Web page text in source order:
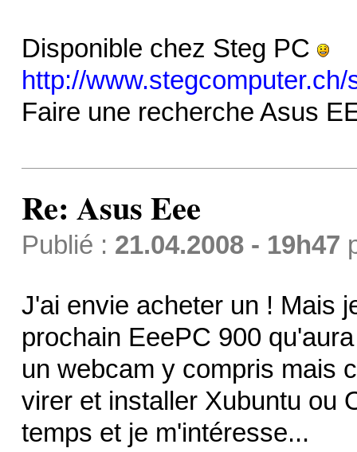
Disponible chez Steg PC
http://www.stegcomputer.ch/
Faire une recherche Asus
Re: Asus Eee
Publié : 21.04.2008 - 19h47
J'ai envie acheter un ! Mais
prochain EeePC 900
un webcam y compris mais
virer et installer Xubuntu ou
temps et je m'intéresse...